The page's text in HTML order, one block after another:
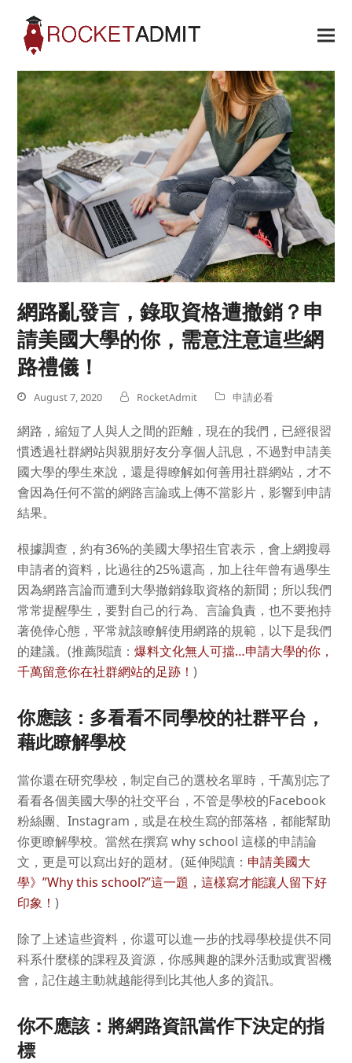
網路亂發言，錄取資格遭撤銷？申
請美國大學的你，需意注意這些網
路禮儀！
August 7, 2020 RocketAdmit 申請必看
網路，縮短了人與人之間的距離，現在的我們，已經很習
慣透過社群網站與親朋好友分享個人訊息，不過對申請美
國大學的學生來說，還是得瞭解如何善用社群網站，才不
會因為任何不當的網路言論或上傳不當影片，影響到申請
結果。
根據調查，約有36%的美國大學招生官表示，會上網搜尋
申請者的資料，比過往的25%還高，加上往年曾有過學生
因為網路言論而遭到大學撤銷錄取資格的新聞；所以我們
常常提醒學生，要對自己的行為、言論負責，也不要抱持
著僥倖心態，平常就該瞭解使用網路的規範，以下是我們
的建議。(推薦閱讀：爆料文化無人可擋…申請大學的你，
千萬留意你在社群網站的足跡！)
你應該：多看看不同學校的社群平台，
藉此瞭解學校
當你還在研究學校，制定自己的選校名單時，千萬別忘了
看看各個美國大學的社交平台，不管是學校的Facebook
粉絲團、Instagram，或是在校生寫的部落格，都能幫助
你更瞭解學校。當然在撰寫 why school 這樣的申請論
文，更是可以寫出好的題材。(延伸閱讀： 申請美國大
學》”Why this school?”這一題，這樣寫才能讓人留下好
印象！)
除了上述這些資料，你還可以進一步的找尋學校提供不同
科系什麼樣的課程及資源，你感興趣的課外活動或實習機
會，記住越主動就越能得到比其他人多的資訊。
你不應該：將網路資訊當作下決定的指
標